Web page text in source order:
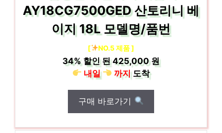
AY18CG7500GED 산토리니 베
이지 18L 모델명/품번
[ NO.5 제품 ]
34% 할인 된425,000 원
내일
까지도착
구매 바로가기